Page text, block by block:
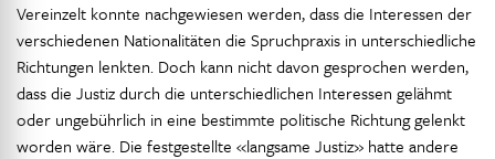
Vereinzelt konnte nachgewiesen werden, dass die Interessen der
verschiedenen Nationalitäten die Spruchpraxis in unterschiedliche
Richtungen lenkten. Doch kann nicht davon gesprochen werden,
dass die Justiz durch die unterschiedlichen Interessen gelähmt
oder ungebührlich in eine bestimmte politische Richtung gelenkt
worden wäre. Die festgestellte «langsame Justiz» hatte andere